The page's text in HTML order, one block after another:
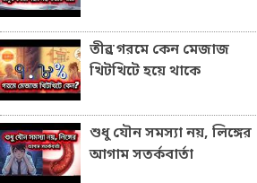
তীব্র গরমে কেন মেজাজ
খিটখিটে হয়ে থাকে
শুধু যৌন সমস্যা নয়, লিঙ্গের
আগাম সতর্কবার্তা